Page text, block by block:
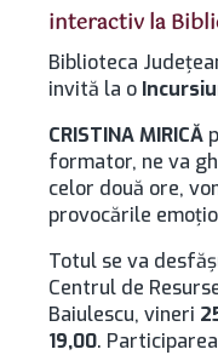
interactiv la
Biblioteca
invită la o
CRISTINA MIRICĂ
formator, ne va
celor două ore,
provocările
Totul se va
Centrul de
Baiulescu, vineri
19,00.